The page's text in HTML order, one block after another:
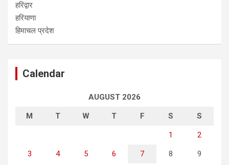
हरिद्वार
हरियाणा
हिमाचल प्रदेश
Calendar
AUGUST 2026
M T W T F S S
1 2
3 4 5 6 7 8 9